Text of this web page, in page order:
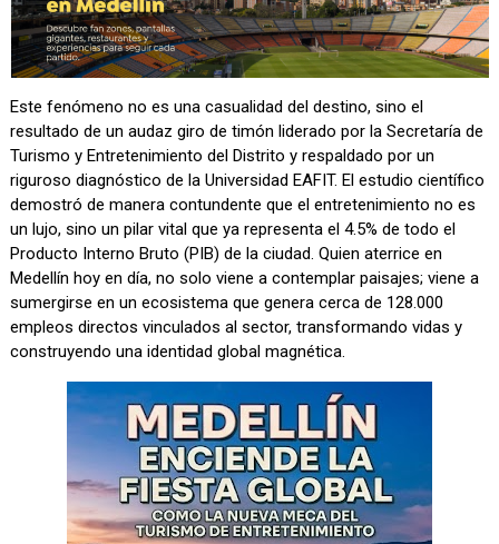
Este fenómeno no es una casualidad del destino, sino el
resultado de un audaz giro de timón liderado por la Secretaría de
Turismo y Entretenimiento del Distrito y respaldado por un
riguroso diagnóstico de la Universidad EAFIT. El estudio científico
demostró de manera contundente que el entretenimiento no es
un lujo, sino un pilar vital que ya representa el 4.5% de todo el
Producto Interno Bruto (PIB) de la ciudad. Quien aterrice en
Medellín hoy en día, no solo viene a contemplar paisajes; viene a
sumergirse en un ecosistema que genera cerca de 128.000
empleos directos vinculados al sector, transformando vidas y
construyendo una identidad global magnética.